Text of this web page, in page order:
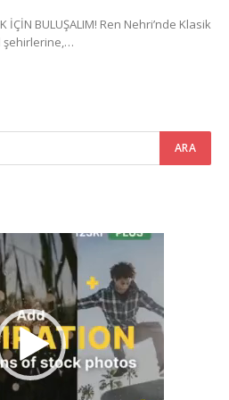
İÇİN BULUŞALIM! Ren Nehri’nde Klasik
şehirlerine,…